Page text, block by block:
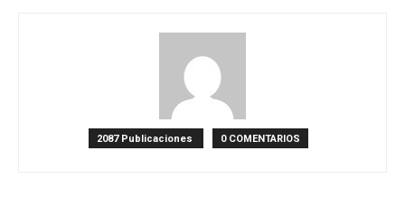
2087 Publicaciones 0 COMENTARIOS